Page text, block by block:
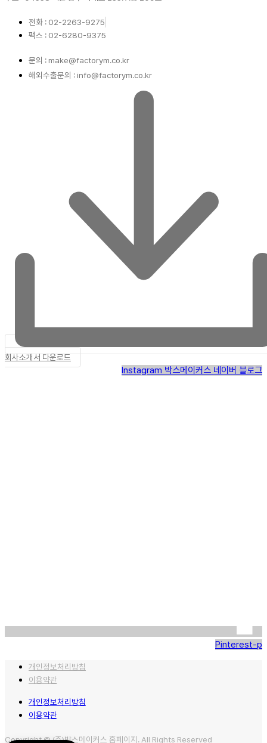
전화 : 02-2263-9275
팩스 : 02-6280-9375
문의 : make@factorym.co.kr
해외수출문의 : info@factorym.co.kr
회사소개서 다운로드
Instagram 박스메이커스 네이버 블로그
Pinterest-p
개인정보처리방침
이용약관
개인정보처리방침
이용약관
Copyright © (주)박스메이커스 홈페이지. All Rights Reserved